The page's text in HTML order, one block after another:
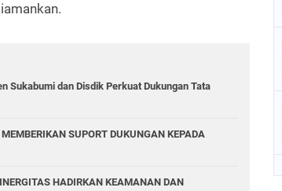
Sukabumi dan Disdik Perkuat Dukungan Tata
SUPORT DUKUNGAN KEPADA
HADIRKAN KEAMANAN DAN